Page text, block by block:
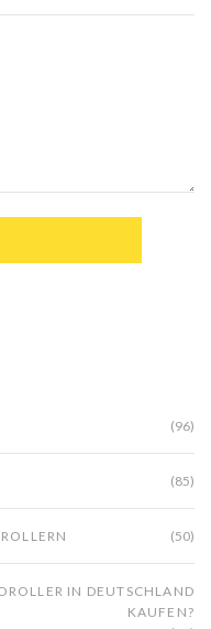
(96)
(85)
(50)
IN DEUTSCHLAND
KAUFEN?